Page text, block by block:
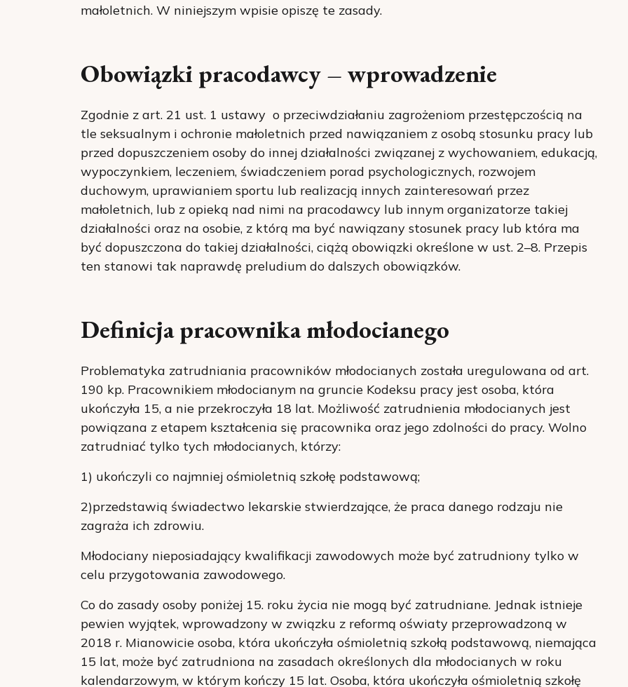
małoletnich. W niniejszym wpisie opiszę te zasady.
Obowiązki pracodawcy – wprowadzenie
Zgodnie z art. 21 ust. 1 ustawy o przeciwdziałaniu zagrożeniom przestępczością na
tle seksualnym i ochronie małoletnich przed nawiązaniem z osobą stosunku pracy lub
przed dopuszczeniem osoby do innej działalności związanej z wychowaniem, edukacją,
wypoczynkiem, leczeniem, świadczeniem porad psychologicznych, rozwojem
duchowym, uprawianiem sportu lub realizacją innych zainteresowań przez
małoletnich, lub z opieką nad nimi na pracodawcy lub innym organizatorze takiej
działalności oraz na osobie, z którą ma być nawiązany stosunek pracy lub która ma
być dopuszczona do takiej działalności, ciążą obowiązki określone w ust. 2–8. Przepis
ten stanowi tak naprawdę preludium do dalszych obowiązków.
Definicja pracownika młodocianego
Problematyka zatrudniania pracowników młodocianych została uregulowana od art.
190 kp. Pracownikiem młodocianym na gruncie Kodeksu pracy jest osoba, która
ukończyła 15, a nie przekroczyła 18 lat. Możliwość zatrudnienia młodocianych jest
powiązana z etapem kształcenia się pracownika oraz jego zdolności do pracy. Wolno
zatrudniać tylko tych młodocianych, którzy:
1) ukończyli co najmniej ośmioletnią szkołę podstawową;
2)przedstawią świadectwo lekarskie stwierdzające, że praca danego rodzaju nie
zagraża ich zdrowiu.
Młodociany nieposiadający kwalifikacji zawodowych może być zatrudniony tylko w
celu przygotowania zawodowego.
Co do zasady osoby poniżej 15. roku życia nie mogą być zatrudniane. Jednak istnieje
pewien wyjątek, wprowadzony w związku z reformą oświaty przeprowadzoną w
2018 r. Mianowicie osoba, która ukończyła ośmioletnią szkołą podstawową, niemająca
15 lat, może być zatrudniona na zasadach określonych dla młodocianych w roku
kalendarzowym, w którym kończy 15 lat. Osoba, która ukończyła ośmioletnią szkołę